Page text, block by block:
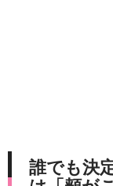
誰でも決